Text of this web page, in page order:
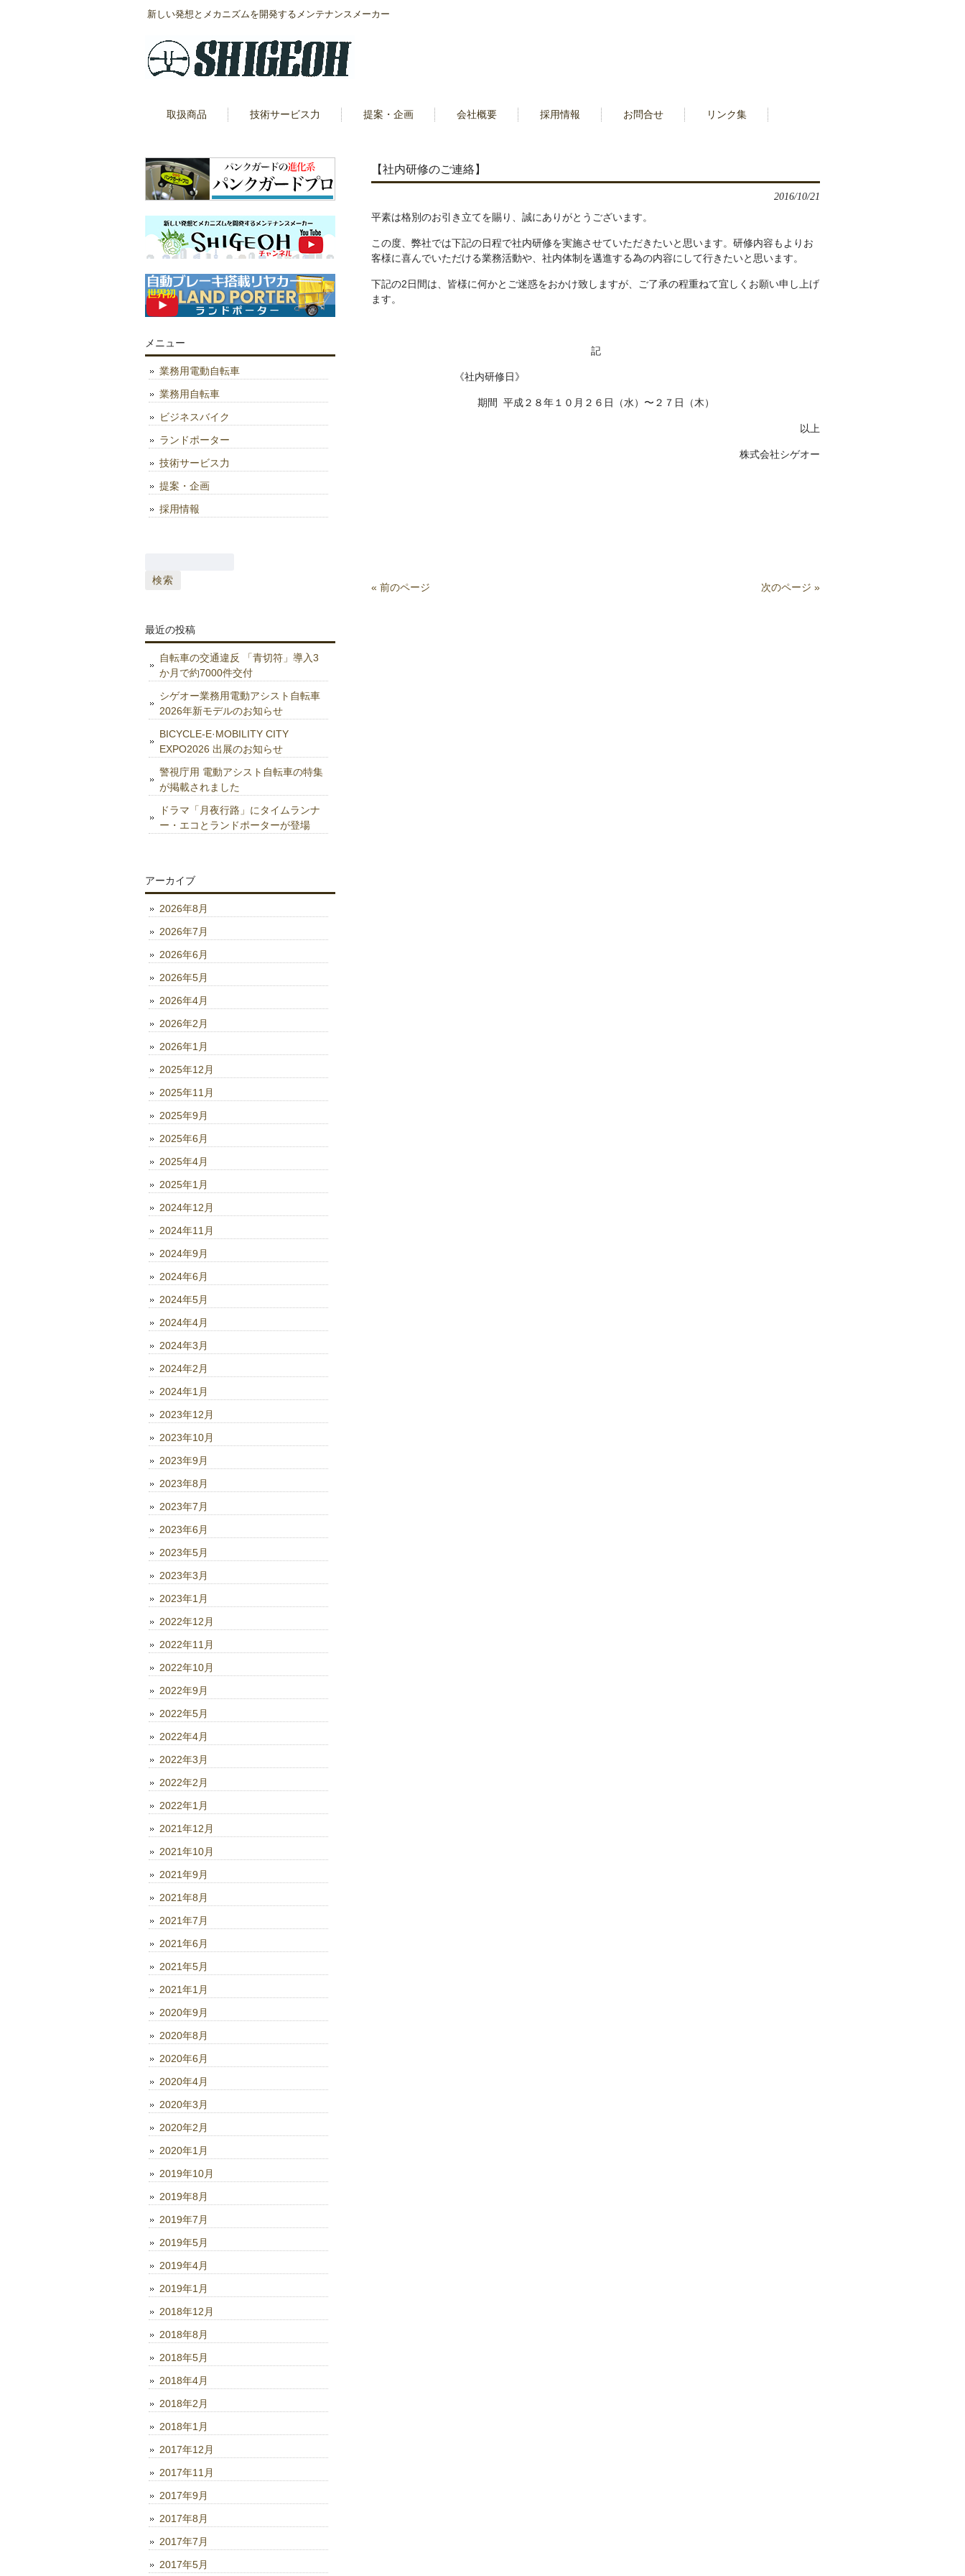
新しい発想とメカニズムを開発するメンテナンスメーカー
取扱商品 技術サービス力 提案・企画 会社概要 採用情報 お問合せ リンク集
【社内研修のご連絡】
2016/10/21
平素は格別のお引き立てを賜り、誠にありがとうございます。
この度、弊社では下記の日程で社内研修を実施させていただきたいと思います。研修内容もよりお
客様に喜んでいただける業務活動や、社内体制を邁進する為の内容にして行きたいと思います。
下記の2日間は、皆様に何かとご迷惑をおかけ致しますが、ご了承の程重ねて宜しくお願い申し上げ
ます。
記
《社内研修日》
期間 平成２８年１０月２６日（水）〜２７日（木）
以上
株式会社シゲオー
« 前のページ 次のページ »
メニュー
業務用電動自転車
業務用自転車
ビジネスバイク
ランドポーター
技術サービス力
提案・企画
採用情報
索:
最近の投稿
自転車の交通違反 「青切符」導入3
か月で約7000件交付
シゲオー業務用電動アシスト自転車
2026年新モデルのお知らせ
BICYCLE-E·MOBILITY CITY
EXPO2026 出展のお知らせ
警視庁用 電動アシスト自転車の特集
が掲載されました
ドラマ「月夜行路」にタイムランナ
ー・エコとランドポーターが登場
アーカイブ
2026年8月
2026年7月
2026年6月
2026年5月
2026年4月
2026年2月
2026年1月
2025年12月
2025年11月
2025年9月
2025年6月
2025年4月
2025年1月
2024年12月
2024年11月
2024年9月
2024年6月
2024年5月
2024年4月
2024年3月
2024年2月
2024年1月
2023年12月
2023年10月
2023年9月
2023年8月
2023年7月
2023年6月
2023年5月
2023年3月
2023年1月
2022年12月
2022年11月
2022年10月
2022年9月
2022年5月
2022年4月
2022年3月
2022年2月
2022年1月
2021年12月
2021年10月
2021年9月
2021年8月
2021年7月
2021年6月
2021年5月
2021年1月
2020年9月
2020年8月
2020年6月
2020年4月
2020年3月
2020年2月
2020年1月
2019年10月
2019年8月
2019年7月
2019年5月
2019年4月
2019年1月
2018年12月
2018年8月
2018年5月
2018年4月
2018年2月
2018年1月
2017年12月
2017年11月
2017年9月
2017年8月
2017年7月
2017年5月